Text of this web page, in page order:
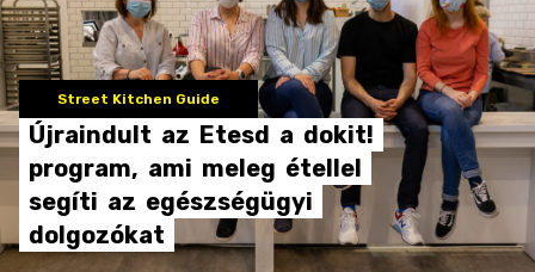
Street Kitchen Guide
Újraindult az Etesd a dokit!
program, ami meleg étellel
segíti az egészségügyi
dolgozókat